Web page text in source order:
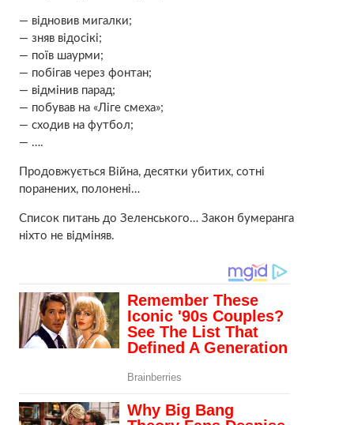
— відновив мигалки;
— зняв відосікі;
— поїв шаурми;
— побігав через фонтан;
— відмінив парад;
— побував на «Ліге смеха»;
— сходив на футбол;
— ….
Продовжується Війна, десятки убитих, сотні
поранених, полонені…
Список питань до Зеленського… Закон бумеранга
ніхто не відміняв.